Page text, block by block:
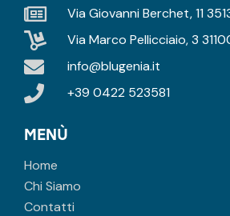
Via Giovanni Berchet, 11
Via Marco Pellicciaio, 3
info@blugenia.it
+39 0422 523581
MENÙ
Home
Chi Siamo
Contatti